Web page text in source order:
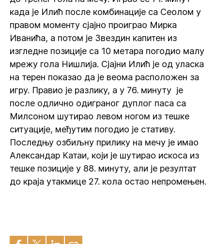
када је Илић после комбинације са Сеолом у
правом моменту сјајно проиграо Мирка
Иванића, а потом је Звездин капитен из
изгледне позиције са 10 метара погодио малу
мрежу гола Нишлија. Сјајни Илић је од уласка
на терен показао да је веома расположен за
игру. Правио је разлику, а у 76. минуту је
после одлично одиграног дуплог паса са
Милсоном шутирао левом ногом из тешке
ситуације, међутим погодио је стативу.
Последњу озбиљну прилику на мечу је имао
Александар Катаи, који је шутирао искоса из
тешке позиције у 88. минуту, али је резултат
до краја утакмице 27. кола остао непромењен.